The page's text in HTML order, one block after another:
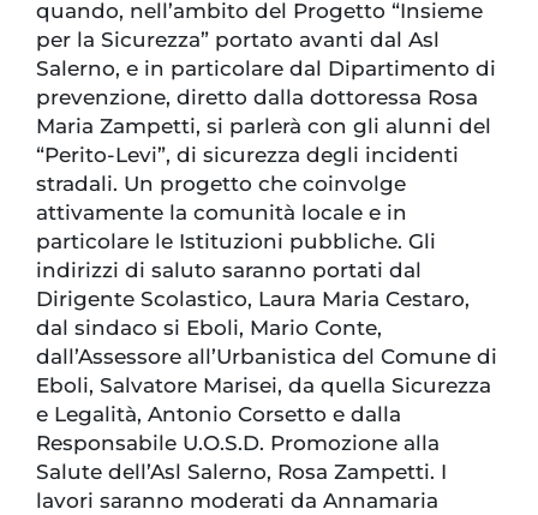
quando, nell’ambito del Progetto “Insieme
per la Sicurezza” portato avanti dal Asl
Salerno, e in particolare dal Dipartimento di
prevenzione, diretto dalla dottoressa Rosa
Maria Zampetti, si parlerà con gli alunni del
“Perito-Levi”, di sicurezza degli incidenti
stradali. Un progetto che coinvolge
attivamente la comunità locale e in
particolare le Istituzioni pubbliche. Gli
indirizzi di saluto saranno portati dal
Dirigente Scolastico, Laura Maria Cestaro,
dal sindaco si Eboli, Mario Conte,
dall’Assessore all’Urbanistica del Comune di
Eboli, Salvatore Marisei, da quella Sicurezza
e Legalità, Antonio Corsetto e dalla
Responsabile U.O.S.D. Promozione alla
Salute dell’Asl Salerno, Rosa Zampetti. I
lavori saranno moderati da Annamaria